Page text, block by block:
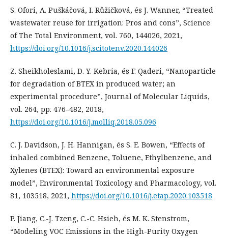
S. Ofori, A. Puškáčová, I. Růžičková, és J. Wanner, “Treated
wastewater reuse for irrigation: Pros and cons”, Science
of The Total Environment, vol. 760, 144026, 2021,
https://doi.org/10.1016/j.scitotenv.2020.144026
Z. Sheikholeslami, D. Y. Kebria, és F. Qaderi, “Nanoparticle
for degradation of BTEX in produced water; an
experimental procedure”, Journal of Molecular Liquids,
vol. 264, pp. 476–482, 2018,
https://doi.org/10.1016/j.molliq.2018.05.096
C. J. Davidson, J. H. Hannigan, és S. E. Bowen, “Effects of
inhaled combined Benzene, Toluene, Ethylbenzene, and
Xylenes (BTEX): Toward an environmental exposure
model”, Environmental Toxicology and Pharmacology, vol.
81, 103518, 2021, https://doi.org/10.1016/j.etap.2020.103518
P. Jiang, C.-J. Tzeng, C.-C. Hsieh, és M. K. Stenstrom,
“Modeling VOC Emissions in the High-Purity Oxygen